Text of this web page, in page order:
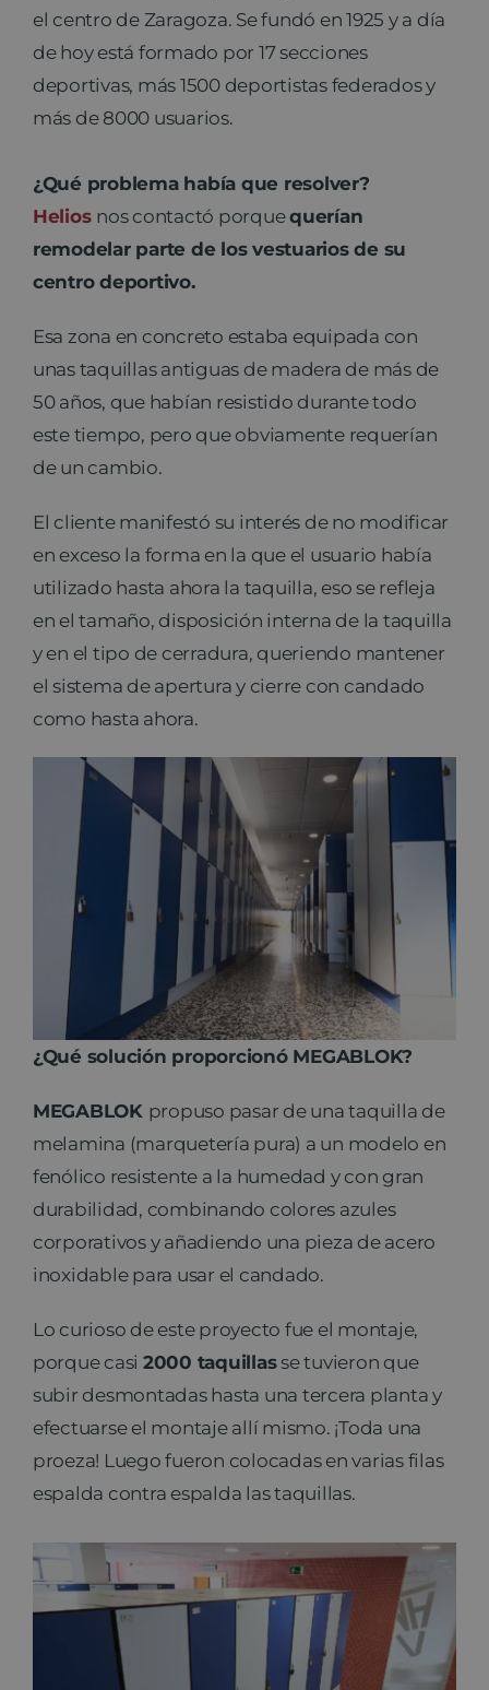
el centro de Zaragoza. Se fundó en 1925 y a día
de hoy está formado por 17 secciones
deportivas, más 1500 deportistas federados y
más de 8000 usuarios.
¿Qué problema había que resolver?
Helios nos contactó porquequerían
remodelar parte de los vestuarios de su
centro deportivo.
Esa zona en concreto estaba equipada con
unas taquillas antiguas de madera de más de
50 años, que habían resistido durante todo
este tiempo, pero que obviamente requerían
de un cambio.
El cliente manifestó su interés de no modificar
en exceso la forma en la que el usuario había
utilizado hasta ahora la taquilla, eso se refleja
en el tamaño, disposición interna de la taquilla
y en el tipo de cerradura, queriendo mantener
el sistema de apertura y cierre con candado
como hasta ahora.
¿Qué solución proporcionó MEGABLOK?
MEGABLOK propuso pasar de una taquilla de
melamina (marquetería pura) a un modelo en
fenólico resistente a la humedad y con gran
durabilidad, combinando colores azules
corporativos y añadiendo una pieza de acero
inoxidable para usar el candado.
Lo curioso de este proyecto fue el montaje,
porque casi 2000 taquillasse tuvieron que
subir desmontadas hasta una tercera planta y
efectuarse el montaje allí mismo. ¡Toda una
proeza! Luego fueron colocadas en varias filas
espalda contra espalda las taquillas.